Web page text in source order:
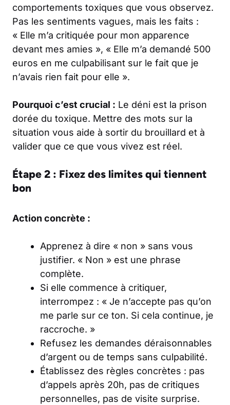
comportements toxiques que vous observez.
Pas les sentiments vagues, mais les faits :
« Elle m’a critiquée pour mon apparence
devant mes amies », « Elle m’a demandé 500
euros en me culpabilisant sur le fait que je
n’avais rien fait pour elle ».
Pourquoi c’est crucial : Le déni est la prison
dorée du toxique. Mettre des mots sur la
situation vous aide à sortir du brouillard et à
valider que ce que vous vivez est réel.
Étape 2 : Fixez des limites qui tiennent
bon
Action concrète :
Apprenez à dire « non » sans vous
justifier. « Non » est une phrase
complète.
Si elle commence à critiquer,
interrompez : « Je n’accepte pas qu’on
me parle sur ce ton. Si cela continue, je
raccroche. »
Refusez les demandes déraisonnables
d’argent ou de temps sans culpabilité.
Établissez des règles concrètes : pas
d’appels après 20h, pas de critiques
personnelles, pas de visite surprise.